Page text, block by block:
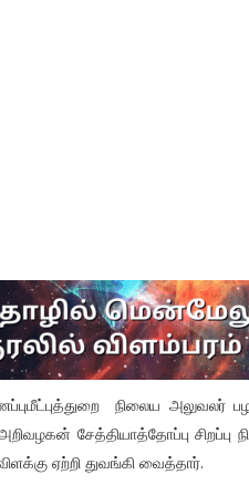
நிலைய அலுவலர்
சேத்தியாத்தோப்பு சிறப்பு
ஏற்றி துவங்கி வைத்தார்‌.